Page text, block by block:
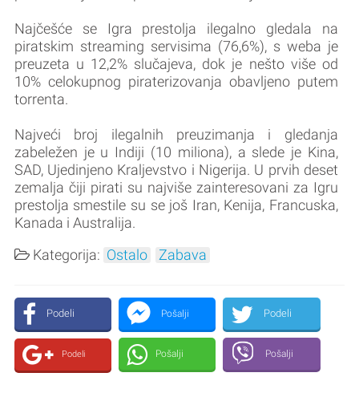
Najčešće se Igra prestolja ilegalno gledala na
piratskim streaming servisima (76,6%), s weba je
preuzeta u 12,2% slučajeva, dok je nešto više od
10% celokupnog piraterizovanja obavljeno putem
torrenta.
Najveći broj ilegalnih preuzimanja i gledanja
zabeležen je u Indiji (10 miliona), a slede je Kina,
SAD, Ujedinjeno Kraljevstvo i Nigerija. U prvih deset
zemalja čiji pirati su najviše zainteresovani za Igru
prestolja smestile su se još Iran, Kenija, Francuska,
Kanada i Australija.
Kategorija: Ostalo Zabava
Podeli Pošalji Podeli
Podeli Pošalji Pošalji